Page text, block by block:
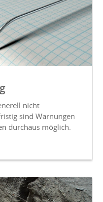
nicht
sind Warnungen
durchaus möglich.